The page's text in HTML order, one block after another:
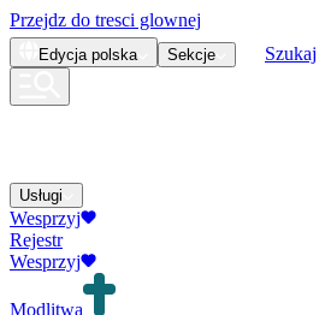
Przejdz do tresci glownej
Edycja polska Sekcje Szukaj
Usługi
Wesprzyj
Rejestr
Wesprzyj
Modlitwa